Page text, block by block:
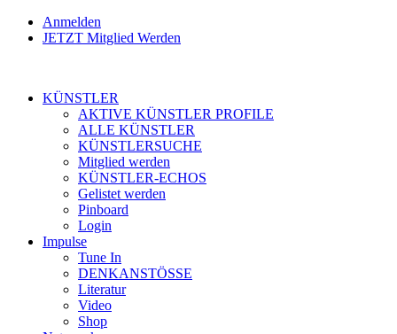
Anmelden
JETZT Mitglied Werden
KÜNSTLER
AKTIVE KÜNSTLER PROFILE
ALLE KÜNSTLER
KÜNSTLERSUCHE
Mitglied werden
KÜNSTLER-ECHOS
Gelistet werden
Pinboard
Login
Impulse
Tune In
DENKANSTÖSSE
Literatur
Video
Shop